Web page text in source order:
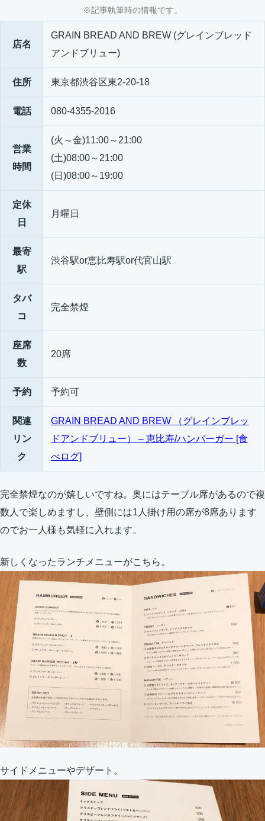
※記事執筆時の情報です。
店名
GRAIN BREAD AND BREW (グレインブレッド
アンドブリュー)
住所 東京都渋谷区東2-20-18
電話 080-4355-2016
営業
時間
(火～金)11:00～21:00
(土)08:00～21:00
(日)08:00～19:00
定休
日
月曜日
最寄
駅
渋谷駅or恵比寿駅or代官山駅
タバ
コ
完全禁煙
座席
数
20席
予約 予約可
関連
リン
ク
GRAIN BREAD AND BREW （グレインブレッ
ドアンドブリュー） – 恵比寿/ハンバーガー [食
べログ]
完全禁煙なのが嬉しいですね。奥にはテーブル席があるので複
数人で楽しめますし、壁側には1人掛け用の席が8席あります
のでお一人様も気軽に入れます。
新しくなったランチメニューがこちら。
サイドメニューやデザート。